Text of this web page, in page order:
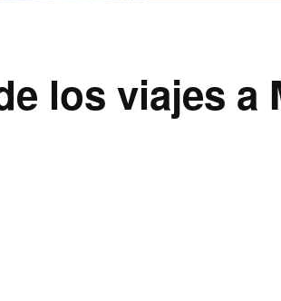
los viajes a